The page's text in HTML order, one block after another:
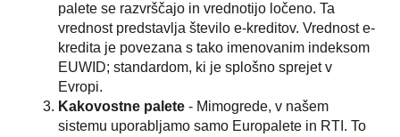
palete se razvrščajo in vrednotijo ločeno. Ta
vrednost predstavlja število e-kreditov. Vrednost e-
kredita je povezana s tako imenovanim indeksom
EUWID; standardom, ki je splošno sprejet v
Evropi.
Kakovostne palete - Mimogrede, v našem
sistemu uporabljamo samo Europalete in RTI. To